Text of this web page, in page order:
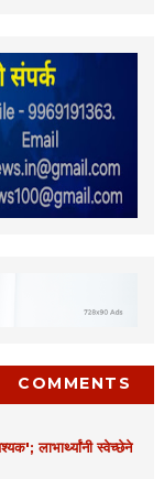
COMMENTS
लाभार्थ्यांनी स्वेच्छेने